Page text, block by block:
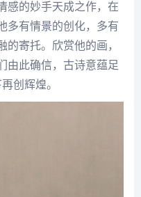
感的妙手天成之作，在
多有情景的创化，多有
寄托。欣赏他的画，
由此确信，古诗意蕴足
创辉煌。